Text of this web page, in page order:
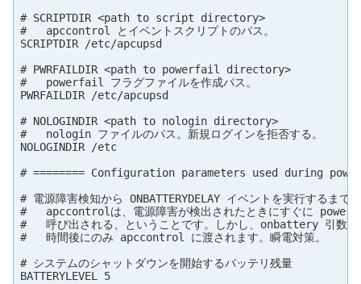
# SCRIPTDIR <path to script directory>
#   apccontrol とイベントスクリプトのパス。
SCRIPTDIR /etc/apcupsd
# PWRFAILDIR <path to powerfail directory>
#   powerfail フラグファイルを作成パス。
PWRFAILDIR /etc/apcupsd
# NOLOGINDIR <path to nologin directory>
#   nologin ファイルのパス。新規ログインを拒否する。
NOLOGINDIR /etc
# ======== Configuration parameters used during
# 電源障害検知から ONBATTERYDELAY イベントを実行するまで
#   apccontrolは、電源障害が検出されたときにすぐに
#   呼び出される、ということです。しかし、onbattery 引数は
#   時間後にのみ apccontrol に渡されます。瞬電対策。
# システムのシャットダウンを開始するバッテリ残量
BATTERYLEVEL 5